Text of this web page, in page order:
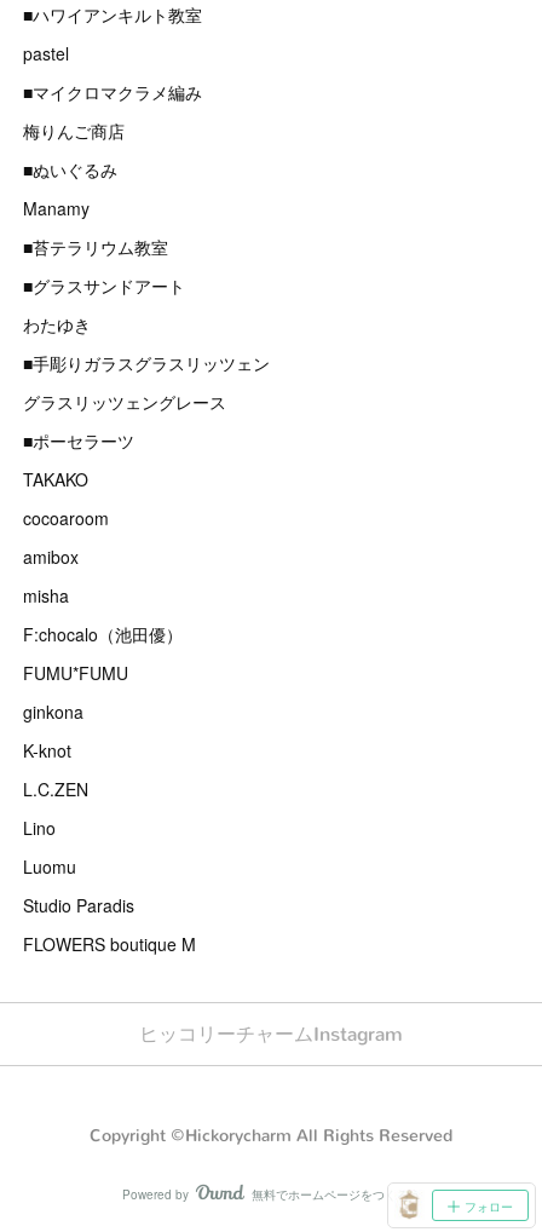
■ハワイアンキルト教室
pastel
■マイクロマクラメ編み
梅りんご商店
■ぬいぐるみ
Manamy
■苔テラリウム教室
■グラスサンドアート
わたゆき
■手彫りガラスグラスリッツェン
グラスリッツェングレース
■ポーセラーツ
TAKAKO
cocoaroom
amibox
misha
F:chocalo（池田優）
FUMU*FUMU
ginkona
K-knot
L.C.ZEN
Lino
Luomu
Studio Paradis
FLOWERS boutique M
ヒッコリーチャームInstagram
フォロー
Copyright ©Hickorycharm All Rights Reserved
Powered by AmebaOwnd
無料でホームページをつくろう